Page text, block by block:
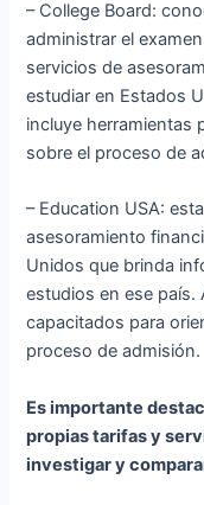
– College Board:
administrar el
servicios de
estudiar en Estados
incluye herramientas
sobre el proceso de
– Education USA:
asesoramiento
Unidos que brinda
estudios en ese país.
capacitados para
proceso de admisión.
Es importante
propias tarifas y
investigar y